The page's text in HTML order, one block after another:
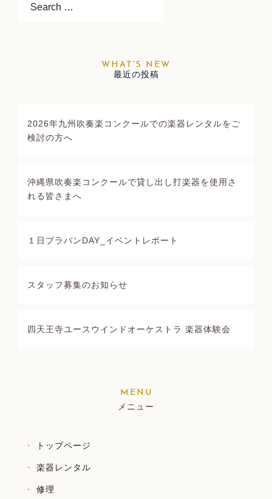
最近の投稿
2026年九州吹奏楽コンクールでの楽器レンタルをご
検討の方へ
沖縄県吹奏楽コンクールで貸し出し打楽器を使用さ
れる皆さまへ
１日ブラバンDAY_イベントレポート
スタッフ募集のお知らせ
四天王寺ユースウインドオーケストラ 楽器体験会
メニュー
トップページ
楽器レンタル
修理